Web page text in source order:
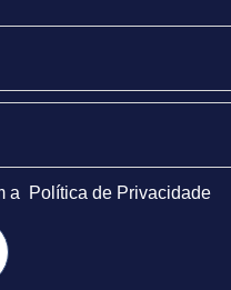
a Política de Privacidade